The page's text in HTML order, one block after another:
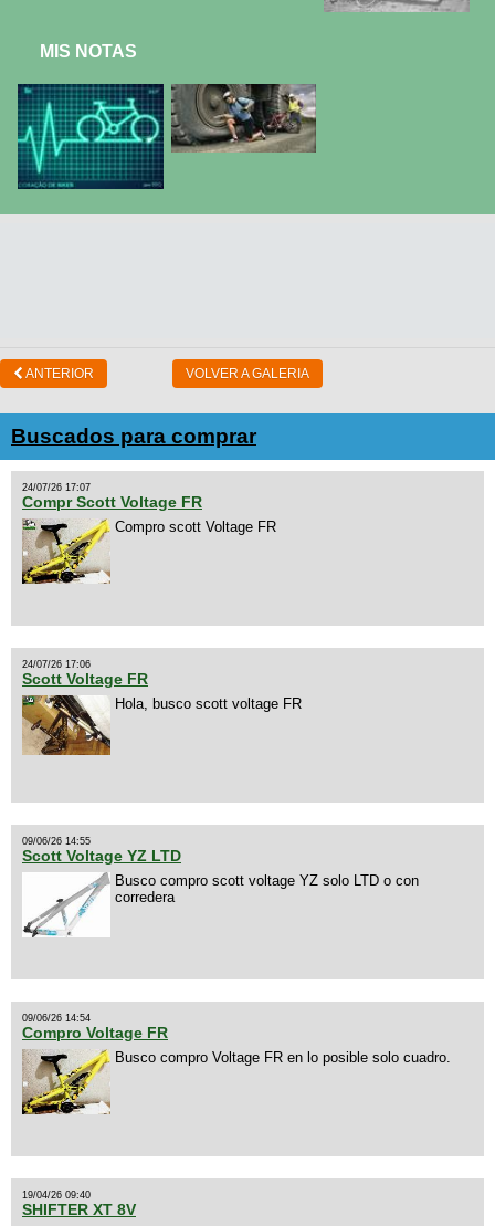
MIS NOTAS
ANTERIOR VOLVER A GALERIA
Buscados para comprar
24/07/26 17:07
Compr Scott Voltage FR
Compro scott Voltage FR
24/07/26 17:06
Scott Voltage FR
Hola, busco scott voltage FR
09/06/26 14:55
Scott Voltage YZ LTD
Busco compro scott voltage YZ solo LTD o con
corredera
09/06/26 14:54
Compro Voltage FR
Busco compro Voltage FR en lo posible solo cuadro.
19/04/26 09:40
SHIFTER XT 8V